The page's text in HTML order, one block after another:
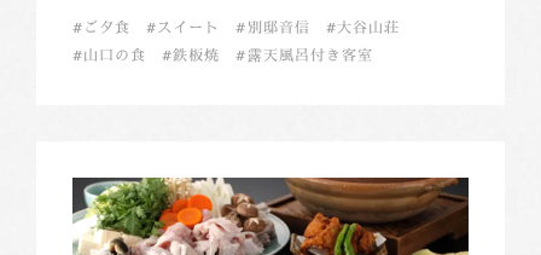
ご夕食 スイート 別邸音信
大谷山荘
山口の食
鉄板焼 露天風呂付き客室